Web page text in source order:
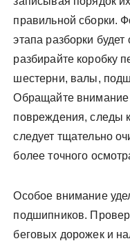
правильной сборки.
этапа разборки
разбирайте коробку
шестерни, валы,
Обращайте внимание
повреждения, следы
следует тщательно
более точного
Особое внимание
подшипников.
беговых дорожек и